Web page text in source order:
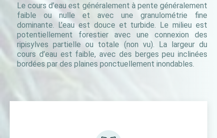
Le cours d’eau est généralement à pente généralement
faible ou nulle et avec une granulométrie fine
dominante. L’eau est douce et turbide. Le milieu est
potentiellement forestier avec une connexion des
ripisylves partielle ou totale (non vu). La largeur du
cours d’eau est faible, avec des berges peu inclinées
bordées par des plaines ponctuellement inondables.